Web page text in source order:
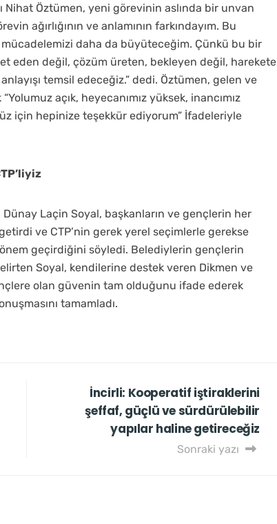
Nihat Öztümen, yeni görevinin aslında bir unvan
ağırlığının ve anlamının farkındayım. Bu
daha da büyüteceğim. Çünkü bu bir
eden değil, çözüm üreten, bekleyen değil, harekete
temsil edeceğiz.” dedi. Öztümen, gelen ve
açık, heyecanımız yüksek, inancımız
için hepinize teşekkür ediyorum” İfadeleriyle
Dünay Laçin Soyal, başkanların ve gençlerin her
ve CTP’nin gerek yerel seçimlerle gerekse
geçirdiğini söyledi. Belediylerin gençlerin
Soyal, kendilerine destek veren Dikmen ve
olan güvenin tam olduğunu ifade ederek
tamamladı.
İncirli: Kooperatif iştiraklerini
şeffaf, güçlü ve sürdürülebilir
yapılar haline getireceğiz
Sonraki yazı